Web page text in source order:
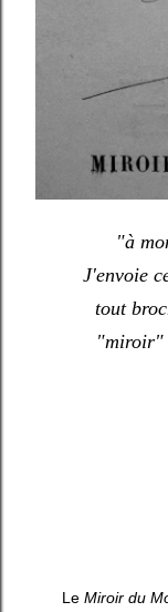
"à
J'envoie
tout
"miroir"
Le Miroir du